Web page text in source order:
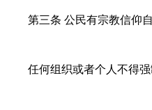
第三条 公民有宗教信仰自
任何组织或者个人不得